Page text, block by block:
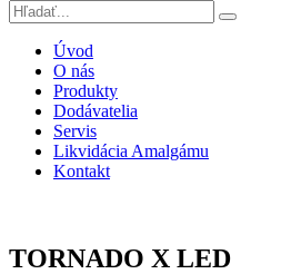
Úvod
O nás
Produkty
Dodávatelia
Servis
Likvidácia Amalgámu
Kontakt
TORNADO X LED